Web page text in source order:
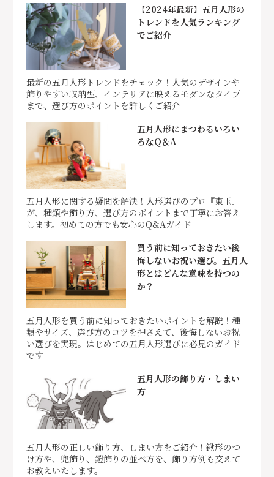
【2024年最新】五月人形の
トレンドを人気ランキング
でご紹介
最新の五月人形トレンドをチェック！人気のデザインや
飾りやすい収納型、インテリアに映えるモダンなタイプ
まで、選び方のポイントを詳しくご紹介
五月人形にまつわるいろい
ろなQ＆A
五月人形に関する疑問を解決！人形選びのプロ『東玉』
が、種類や飾り方、選び方のポイントまで丁寧にお答え
します。初めての方でも安心のQ&Aガイド
買う前に知っておきたい後
悔しないお祝い選び。五月人
形とはどんな意味を持つの
か？
五月人形を買う前に知っておきたいポイントを解説！種
類やサイズ、選び方のコツを押さえて、後悔しないお祝
い選びを実現。はじめての五月人形選びに必見のガイド
です
五月人形の飾り方・しまい
方
五月人形の正しい飾り方、しまい方をご紹介！鍬形のつ
け方や、兜飾り、鎧飾りの並べ方を、飾り方例も交えて
お教えいたします。